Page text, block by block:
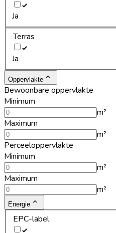
Ja
Terras
Ja
Oppervlakte
Bewoonbare oppervlakte
Minimum
m²
Maximum
m²
Perceeloppervlakte
Minimum
m²
Maximum
m²
Energie
EPC-label